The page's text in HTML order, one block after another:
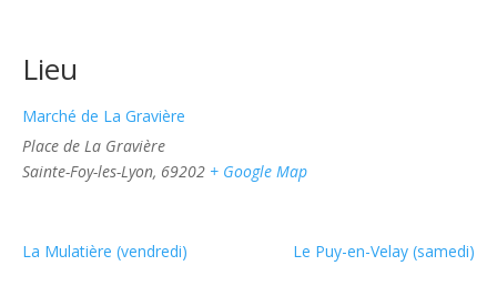
Lieu
Marché de La Gravière
Place de La Gravière
Sainte-Foy-les-Lyon, 69202 + Google Map
La Mulatière (vendredi) Le Puy-en-Velay (samedi)